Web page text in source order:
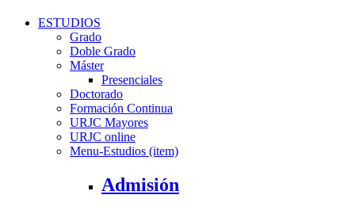
ESTUDIOS
Grado
Doble Grado
Máster
Presenciales
Doctorado
Formación Continua
URJC Mayores
URJC online
Menu-Estudios (item)
Admisión